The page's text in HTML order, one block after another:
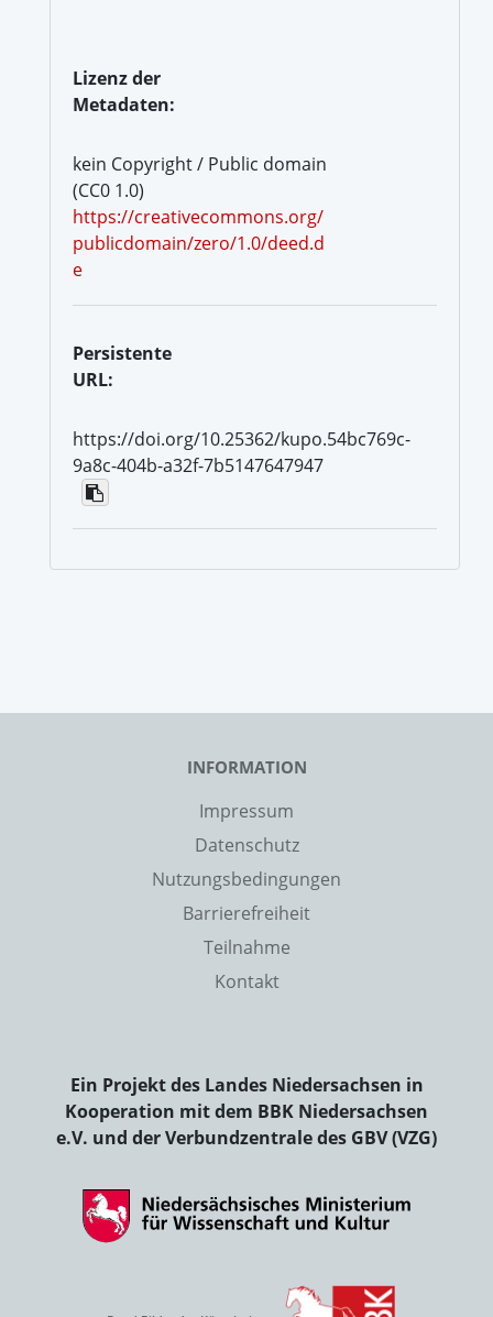
Lizenz der
Metadaten:
kein Copyright / Public domain
(CC0 1.0)
https://creativecommons.org/
publicdomain/zero/1.0/deed.d
e
Persistente
URL:
https://doi.org/10.25362/kupo.54bc769c-
9a8c-404b-a32f-7b5147647947
INFORMATION
Impressum
Datenschutz
Nutzungsbedingungen
Barrierefreiheit
Teilnahme
Kontakt
Ein Projekt des Landes Niedersachsen in
Kooperation mit dem BBK Niedersachsen
e.V. und der Verbundzentrale des GBV (VZG)